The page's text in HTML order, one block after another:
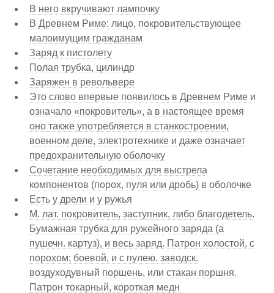
В него вкручивают лампочку
В Древнем Риме: лицо, покровительствующее
малоимущим гражданам
Заряд к пистолету
Полая трубка, цилиндр
Заряжен в револьвере
Это слово впервые появилось в Древнем Риме и
означало «покровитель», а в настоящее время
оно также употребляется в станкостроении,
военном деле, электротехнике и даже означает
предохранительную оболочку
Сочетание необходимых для выстрела
компонентов (порох, пуля или дробь) в оболочке
Есть у дрели и у ружья
М. лат. покровитель, заступник, либо благодетель.
Бумажная трубка для ружейного заряда (а
пушечн. картуз), и весь заряд. Патрон холостой, с
порохом; боевой, и с пулею. заводск.
воздуходувный поршень, или стакан поршня.
Патрон токарный, короткая медн